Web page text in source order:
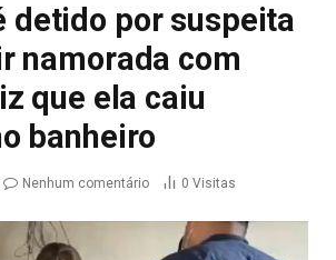
detido por suspeita
namorada com
que ela caiu
banheiro
Nenhum comentário 0 Visitas